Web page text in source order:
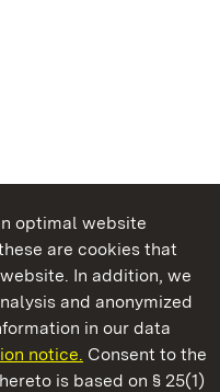
optimal website
are cookies that
In addition, we
and anonymized
in our data
notice. Consent to the
is based on § 25(1)
Baden-Wuerttemberg